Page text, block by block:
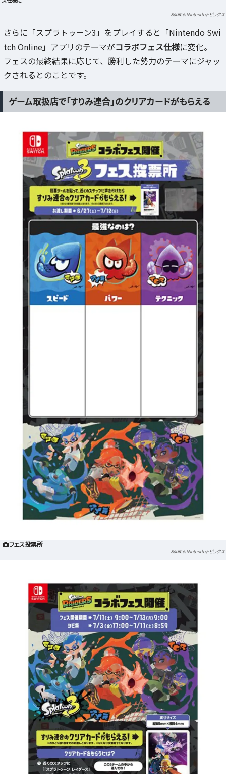
Nintendoトピックス
さらに「スプラトゥーン3」をプレイすると「Nintendo Swi
tch Online」アプリのテーマがコラボフェス仕様に変化。
フェスの最終結果に応じて、勝利した勢力のテーマにジャッ
クされるとのことです。
ゲーム取扱店で「すりみ連合」のクリアカードがもらえる
フェス投票所
Nintendoトピックス